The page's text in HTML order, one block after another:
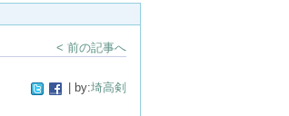
< 前の記事へ
| by:埼高剣